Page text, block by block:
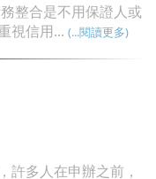
整合是不用保證人或
視信用... (...閱讀更多)
許多人在申辦之前，